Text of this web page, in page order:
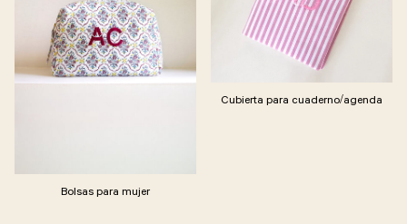
Bolsas para mujer
Cubierta para cuaderno/agenda